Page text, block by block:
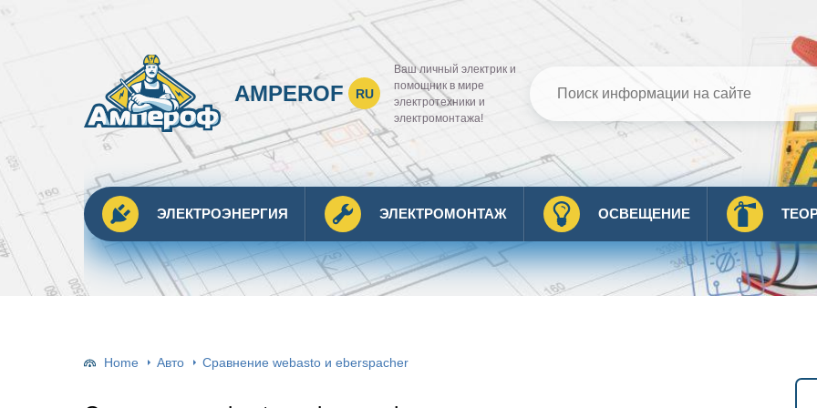
AMPEROF RU
Ваш личный электрик и
помощник в мире
электротехники и
электромонтажа!
ЭЛЕКТРОЭНЕРГИЯ ЭЛЕКТРОМОНТАЖ ОСВЕЩЕНИЕ
Home Авто Сравнение webasto и eberspacher